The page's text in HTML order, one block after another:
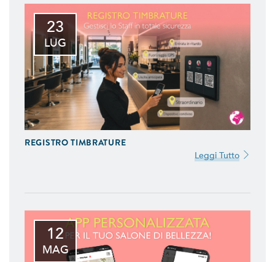
23
LUG
REGISTRO TIMBRATURE
Leggi Tutto
12
MAG